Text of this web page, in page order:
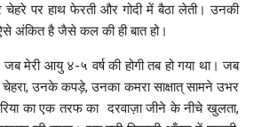
चेहरे पर हाथ फेरती और गोदी में बैठा लेती। उनकी
अंकित है जैसे कल की ही बात हो।
जब मेरी आयु ४-५ वर्ष की होगी तब हो गया था। जब
चेहरा, उनके कपड़े, उनका कमरा साक्षात् सामने उभर
का एक तरफ का दरवाज़ा जीने के नीचे खुलता,